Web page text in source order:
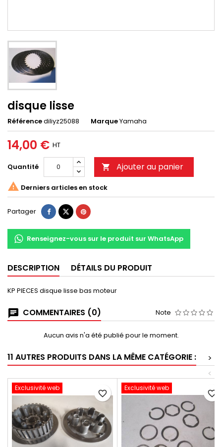
disque lisse
Référencediliyz25088 MarqueYamaha
14,00 € HT
Quantité  Ajouter au panier
 Derniers articles en stock
Partager
Renseignez-vous sur le produit sur WhatsApp
DESCRIPTION DÉTAILS DU PRODUIT
KP PIECES disque lisse bas moteur
COMMENTAIRES (0) Note
Aucun avis n'a été publié pour le moment.
11 AUTRES PRODUITS DANS LA MÊME CATÉGORIE :
>
<
Exclusivité web
favorite_border
Exclusivité web
favorite_border